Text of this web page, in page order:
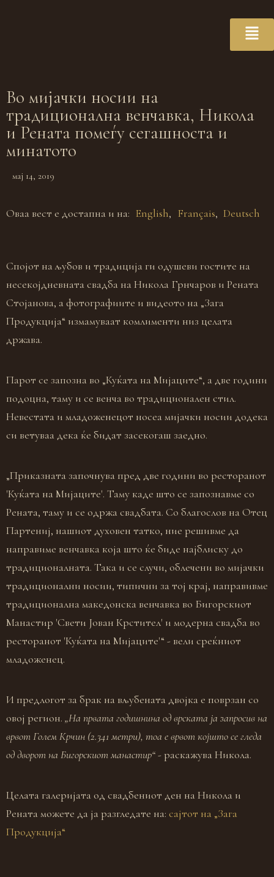
Во мијачки носии на
традиционална венчавка, Никола
и Рената помеѓу сегашноста и
минатото
мај 14, 2019
Оваа вест е достапна и на: English Français Deutsch
Спојот на љубов и традиција ги одушеви гостите на
несекојдневната свадба на Никола Грнчаров и Рената
Стојанова, а фотографиите и видеото на „Зага
Продукција“ измамуваат комлименти низ целата
држава.
Парот се запозна во „Куќата на Мијаците“, а две години
подоцна, таму и се венча во традиционален стил.
Невестата и младоженецот носеа мијачки носии додека
си ветуваа дека ќе бидат засекогаш заедно.
„Приказната започнува пред две години во ресторанот
'Куќата на Мијаците'. Таму каде што се запознавме со
Рената, таму и се одржа свадбата. Со благослов на Отец
Партениј, нашиот духовен татко, ние решивме да
направиме венчавка која што ќе биде најблиску до
традиционалната. Така и се случи, облечени во мијачки
традиционални носии, типични за тој крај, направивме
традиционална македонска венчавка во Бигорскиот
Манастир 'Свети Јован Крстител' и модерна свадба во
ресторанот 'Куќата на Мијаците'“ - вели среќниот
младоженец.
И предлогот за брак на вљубената двојка е поврзан со
овој регион. „На првата годишнина од врската ја запросив на
врвот Голем Крчин (2.341 метри), тоа е врвот којшто се гледа
од дворот на Бигорскиот манастир“- раскажува Никола.
Целата галеријата од свадбениот ден на Никола и
Рената можете да ја разгледате на: сајтот на „Зага
Продукција“